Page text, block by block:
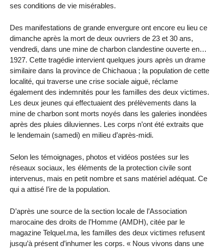
ses conditions de vie misérables.
Des manifestations de grande envergure ont encore eu lieu ce
dimanche après la mort de deux ouvriers de 23 et 30 ans,
vendredi, dans une mine de charbon clandestine ouverte en…
1927. Cette tragédie intervient quelques jours après un drame
similaire dans la province de Chichaoua ; la population de cette
localité, qui traverse une crise sociale aiguë, réclame
également des indemnités pour les familles des deux victimes.
Les deux jeunes qui effectuaient des prélèvements dans la
mine de charbon sont morts noyés dans les galeries inondées
après des pluies diluviennes. Les corps n’ont été extraits que
le lendemain (samedi) en milieu d’après-midi.
Selon les témoignages, photos et vidéos postées sur les
réseaux sociaux, les éléments de la protection civile sont
intervenus, mais en petit nombre et sans matériel adéquat. Ce
qui a attisé l’ire de la population.
D’après une source de la section locale de l’Association
marocaine des droits de l’Homme (AMDH), citée par le
magazine Telquel.ma, les familles des deux victimes refusent
jusqu’à présent d’inhumer les corps. « Nous vivons dans une